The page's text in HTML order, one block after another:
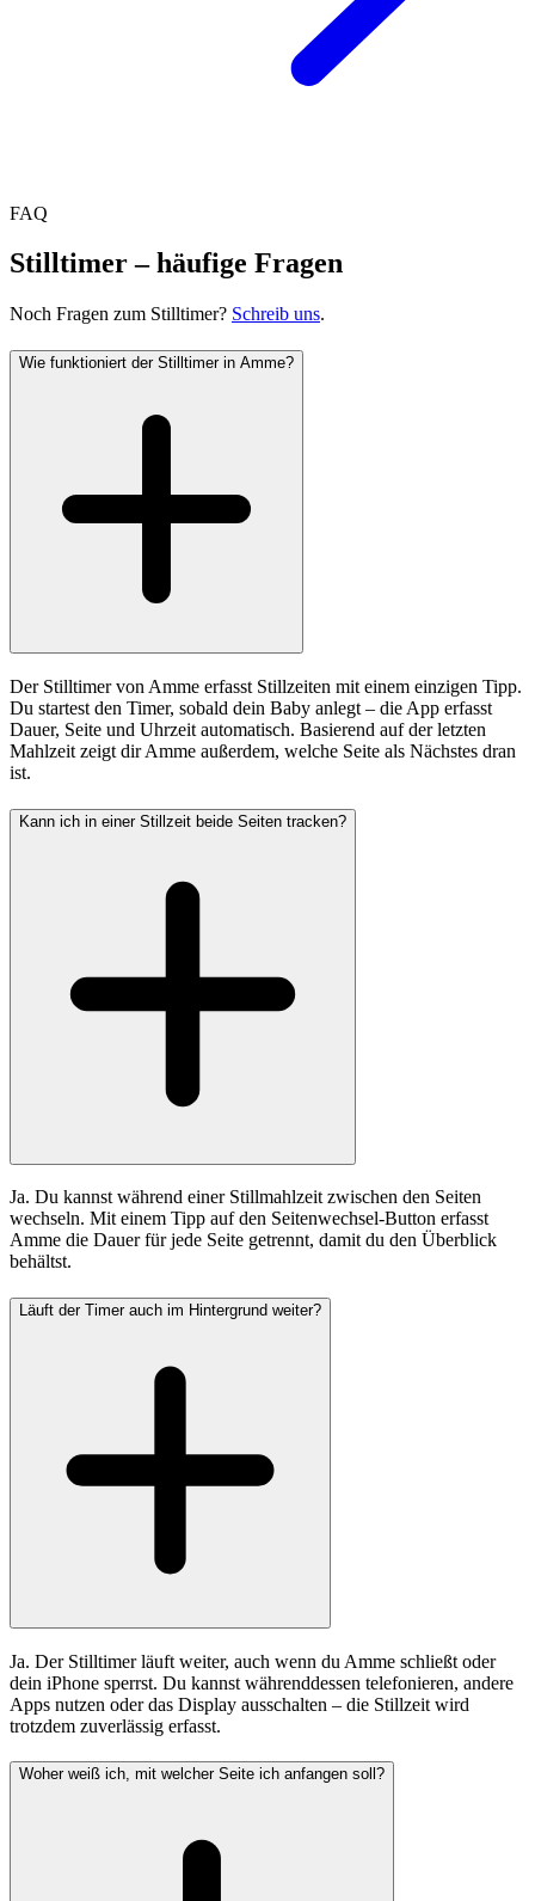
FAQ
Stilltimer – häufige Fragen
Noch Fragen zum Stilltimer? Schreib uns.
Wie funktioniert der Stilltimer in Amme?
Der Stilltimer von Amme erfasst Stillzeiten mit einem einzigen Tipp.
Du startest den Timer, sobald dein Baby anlegt – die App erfasst
Dauer, Seite und Uhrzeit automatisch. Basierend auf der letzten
Mahlzeit zeigt dir Amme außerdem, welche Seite als Nächstes dran
ist.
Kann ich in einer Stillzeit beide Seiten tracken?
Ja. Du kannst während einer Stillmahlzeit zwischen den Seiten
wechseln. Mit einem Tipp auf den Seitenwechsel-Button erfasst
Amme die Dauer für jede Seite getrennt, damit du den Überblick
behältst.
Läuft der Timer auch im Hintergrund weiter?
Ja. Der Stilltimer läuft weiter, auch wenn du Amme schließt oder
dein iPhone sperrst. Du kannst währenddessen telefonieren, andere
Apps nutzen oder das Display ausschalten – die Stillzeit wird
trotzdem zuverlässig erfasst.
Woher weiß ich, mit welcher Seite ich anfangen soll?